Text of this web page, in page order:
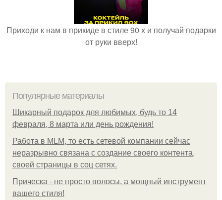
Приходи к нам в прикиде в стиле 90 х и получай подарки
от руки вверх!
Популярные материалы
Шикарный подарок для любимых, будь то 14
февраля, 8 марта или день рождения!
Работа в MLM, то есть сетевой компании сейчас
неразрывно связана с создание своего контента,
своей страницы в соц сетях.
Прическа - не просто волосы, а мощный инструмент
вашего стиля!